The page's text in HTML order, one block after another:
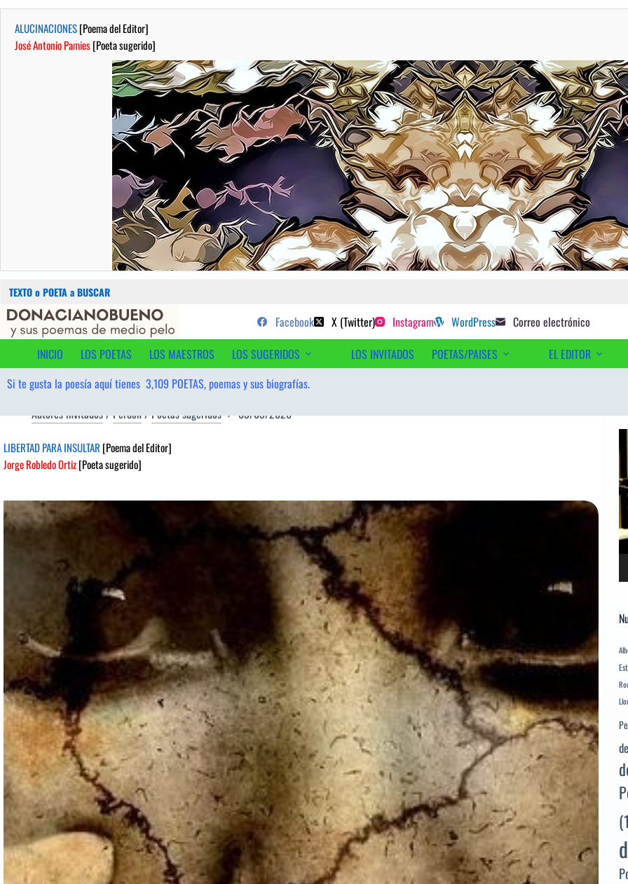
ALUCINACIONES[Poema del Editor]
José Antonio Pamies[Poeta sugerido]
Saltar
contenido
...sus poemas de medio pelo y poetas sugeridos
Facebook X (Twitter) Instagram WordPress Correo electrónico
INICIO
LOS POETAS LOS MAESTROS LOS SUGERIDOS LOS INVITADOS POETAS/PAISES EL EDITOR
Si te gusta la poesía aquí tienes 3,109 POETAS, poemas y sus biografías.
Autores invitados/Perdón/Poetas sugeridos 03/05/2026
LIBERTAD PARA INSULTAR [Poema del Editor]
Jorge Robledo Ortiz[Poeta sugerido]
de